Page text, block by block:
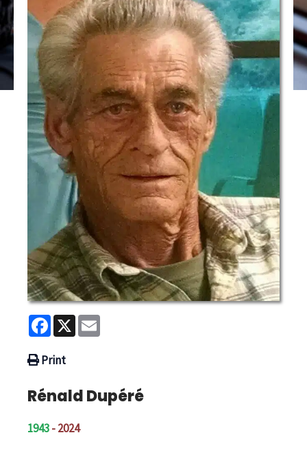
Facebook
X
Print
Rénald Dupéré
1943- 2024